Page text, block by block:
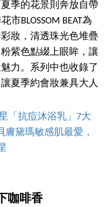
季的花景則奔放自帶
市BLOSSOM BEAT為
妝，清透珠光色堆疊
紫色點綴上眼眸，讓
力。系列中也收錄了
夏季約會妝兼具大人
「抗痘沐浴乳」7大
膚黛瑪敏感肌最愛，
咖啡香